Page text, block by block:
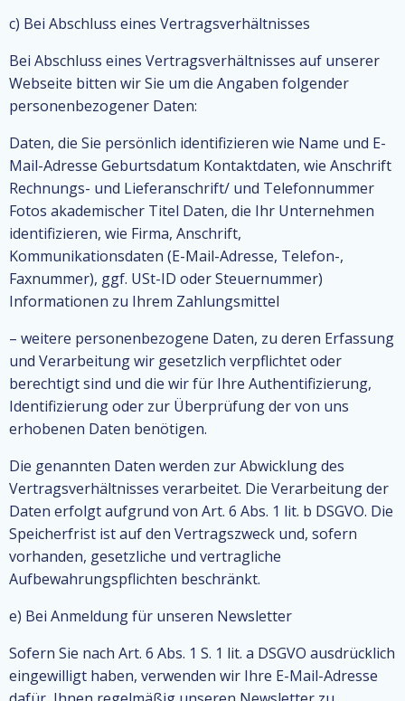
c) Bei Abschluss eines Vertragsverhältnisses
Bei Abschluss eines Vertragsverhältnisses auf unserer
Webseite bitten wir Sie um die Angaben folgender
personenbezogener Daten:
Daten, die Sie persönlich identifizieren wie Name und E-
Mail-Adresse Geburtsdatum Kontaktdaten, wie Anschrift
Rechnungs- und Lieferanschrift/ und Telefonnummer
Fotos akademischer Titel Daten, die Ihr Unternehmen
identifizieren, wie Firma, Anschrift,
Kommunikationsdaten (E-Mail-Adresse, Telefon-,
Faxnummer), ggf. USt-ID oder Steuernummer)
Informationen zu Ihrem Zahlungsmittel
– weitere personenbezogene Daten, zu deren Erfassung
und Verarbeitung wir gesetzlich verpflichtet oder
berechtigt sind und die wir für Ihre Authentifizierung,
Identifizierung oder zur Überprüfung der von uns
erhobenen Daten benötigen.
Die genannten Daten werden zur Abwicklung des
Vertragsverhältnisses verarbeitet. Die Verarbeitung der
Daten erfolgt aufgrund von Art. 6 Abs. 1 lit. b DSGVO. Die
Speicherfrist ist auf den Vertragszweck und, sofern
vorhanden, gesetzliche und vertragliche
Aufbewahrungspflichten beschränkt.
e) Bei Anmeldung für unseren Newsletter
Sofern Sie nach Art. 6 Abs. 1 S. 1 lit. a DSGVO ausdrücklich
eingewilligt haben, verwenden wir Ihre E-Mail-Adresse